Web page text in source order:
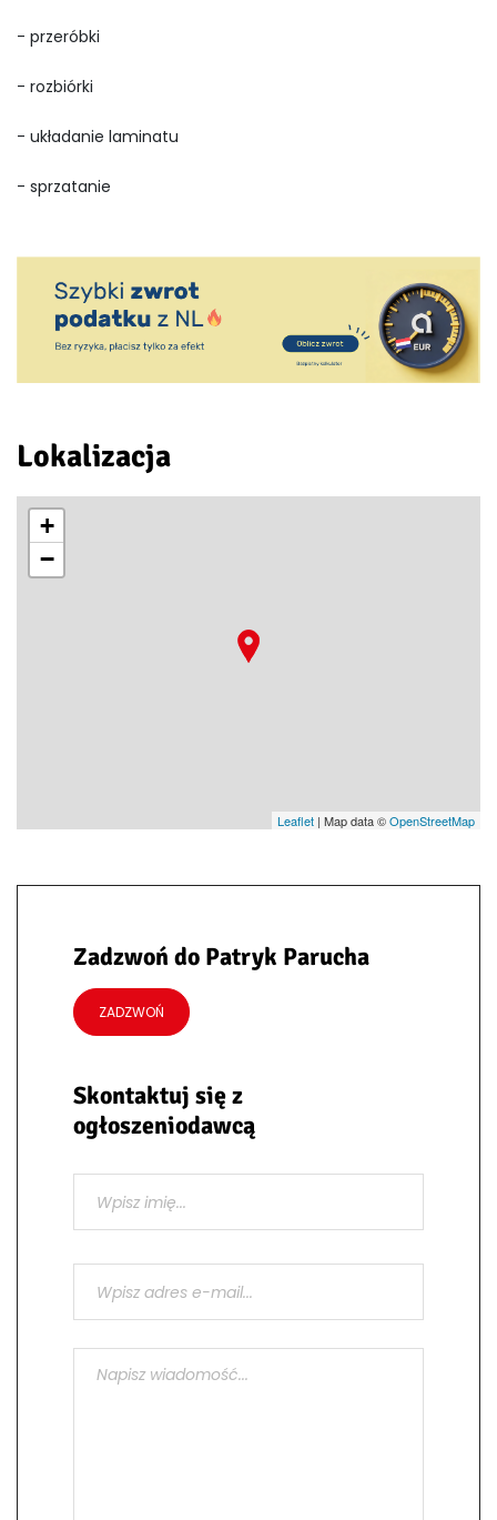
- przeróbki
- rozbiórki
- układanie laminatu
- sprzatanie
Lokalizacja
+
−
Leaflet | Map data ©OpenStreetMap
Zadzwoń do Patryk Parucha
ZADZWOŃ
Skontaktuj się z
ogłoszeniodawcą